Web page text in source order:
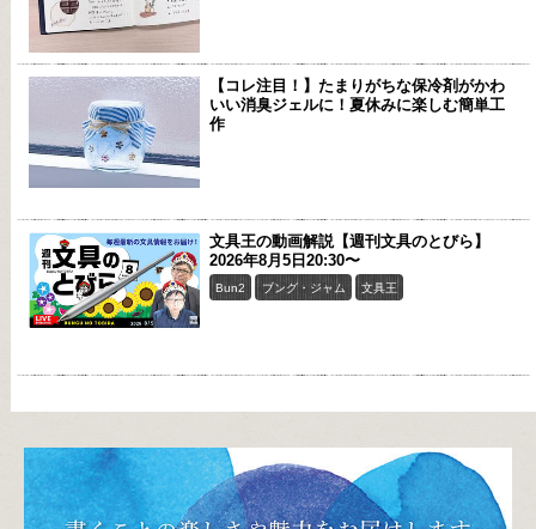
【コレ注目！】たまりがちな保冷剤がかわ
いい消臭ジェルに！夏休みに楽しむ簡単工
作
文具王の動画解説【週刊文具のとびら】
2026年8月5日20:30〜
Bun2 ブング・ジャム 文具王